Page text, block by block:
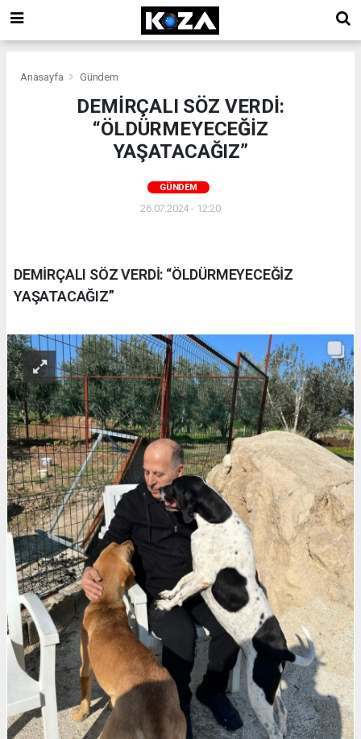
Anasayfa Gündem
DEMİRÇALI SÖZ VERDİ:
“ÖLDÜRMEYECEĞİZ
YAŞATACAĞIZ”
GÜNDEM
26.07.2024 - 12:20
DEMİRÇALI SÖZ VERDİ: “ÖLDÜRMEYECEĞİZ
YAŞATACAĞIZ”